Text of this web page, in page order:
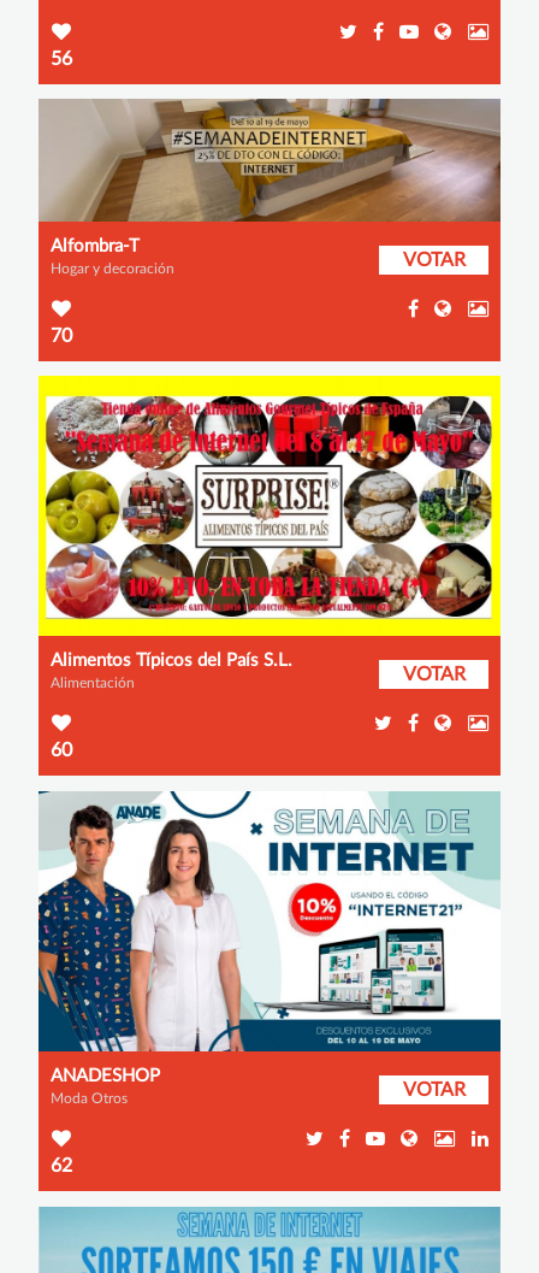
56
Alfombra-T
Hogar y decoración VOTAR
70
Alimentos Típicos del País S.L.
Alimentación VOTAR
60
ANADESHOP
Moda Otros VOTAR
62